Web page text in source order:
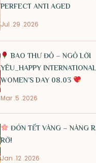
PERFECT ANTI AGED
Jul .29 .2026
BAO THƯ ĐỎ – NGỎ LỜI
YÊU_HAPPY INTERNATIONAL
WOMEN’S DAY 08.03
Mar .5 .2026
ĐÓN TẾT VÀNG – NÀNG
RỠ!
Jan .12 .2026